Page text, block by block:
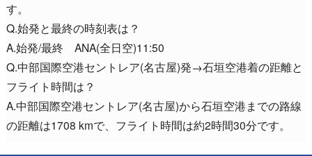
す。
Q.始発と最終の時刻表は？
A.始発/最終 ANA(全日空)11:50
Q.中部国際空港セントレア(名古屋)発→石垣空港着の距離と
フライト時間は？
A.中部国際空港セントレア(名古屋)から石垣空港までの路線
の距離は1708 kmで、フライト時間は約2時間30分です。